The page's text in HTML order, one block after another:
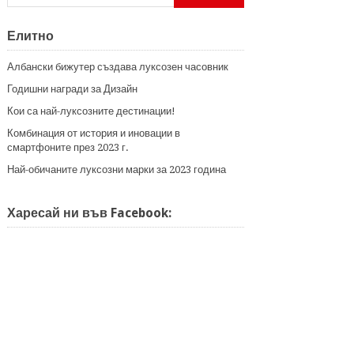
Елитно
Албански бижутер създава луксозен часовник
Годишни награди за Дизайн
Кои са най-луксозните дестинации!
Комбинация от история и иновации в
смартфоните през 2023 г.
Най-обичаните луксозни марки за 2023 година
Харесай ни във Facebook: